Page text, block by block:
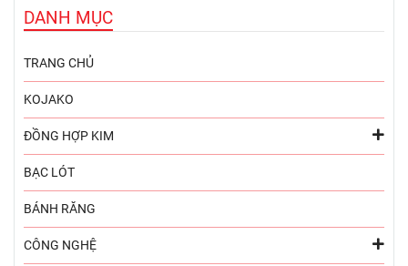
DANH MỤC
TRANG CHỦ
KOJAKO
ĐỒNG HỢP KIM
BẠC LÓT
BÁNH RĂNG
CÔNG NGHỆ